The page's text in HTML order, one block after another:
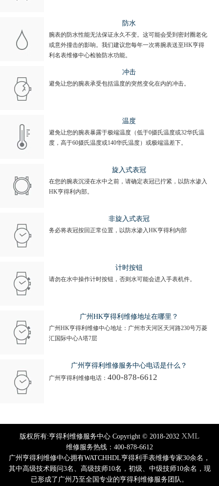
防水
腕表的防水性能无法保证永久不变。这可能会受到密封圈老化
或意外撞击的影响。我们建议您每年一次将腕表送至HK亨得
利名表维修中心检验防水功能。
冲击
避免让您的腕表承受包括温度的突然变化在内的冲击。
温度
避免让您的腕表暴露于极端温度（低于0摄氏温度或32华氏温
度，高于60摄氏温度或140华氏温度）或极端温差下。
旋入式表冠
在您的腕表沉浸在水中之前，请确定表冠已拧紧，以防水渗入
HK亨得利内部。
非旋入式表冠
务必将表冠按回正常位置，以防水渗入HK亨得利内部
计时按钮
请勿在水中操作计时按钮，否则水可能会进入手表机件。
广州HK亨得利维修地址在哪里？
广州HK亨得利维修中心地址：广州市天河区天河路230号万菱
汇国际中心A塔7层
广州亨得利维修服务中心电话是什么？
广州亨得利维修电话： 400-878-6612
版权所有:亨得利维修服务中心 Copyright © 2018-2032 XML
维修服务热线：400-878-6612
广州亨得利维修中心拥有WATCHHDL亨得利手表维修专家30余名，
其中高级技术顾问3名、高级技师10名，初级、中级技师10余名，现
已形成了广州乃至全国专业的亨得利维修服务团队。